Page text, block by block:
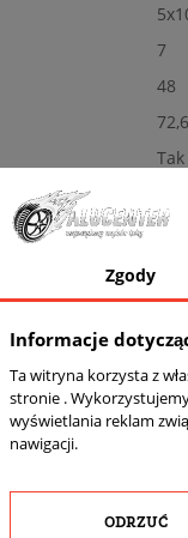
7
48
72,6
Tak
Tak
Zgody
Informacje
Ta witryna korzysta z
stronie .
wyświetlania reklam
nawigacji.
ODRZUĆ